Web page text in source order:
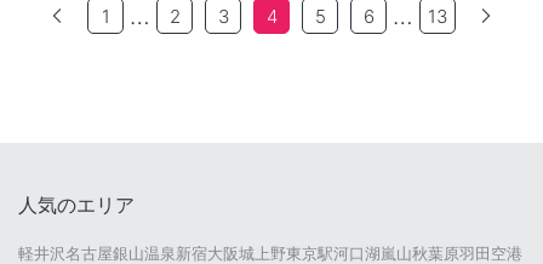
1 … 2 3 4 5 6 … 13
人気のエリア
軽井沢名古屋銀山温泉新宿大阪城 上野東京駅河口湖嵐山秋葉原羽田空港